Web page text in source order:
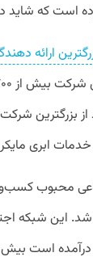
است که شاید
ارائه
و ۸۵ درصد از
محبوب